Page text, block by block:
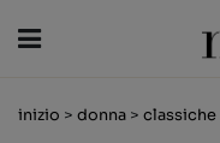
inizio > donna > classiche